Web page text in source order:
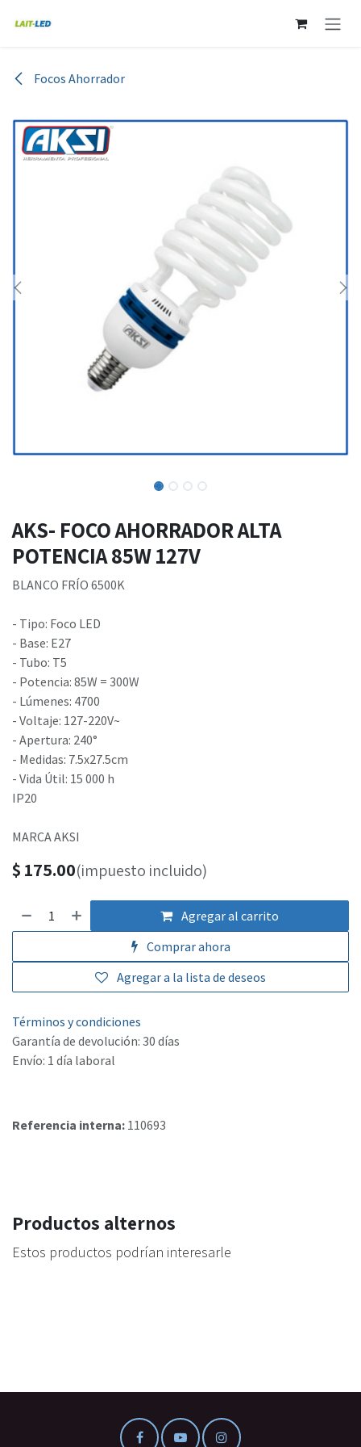
Focos Ahorrador
AKS- FOCO AHORRADOR ALTA
POTENCIA 85W 127V
BLANCO FRÍO 6500K
- Tipo: Foco LED
- Base: E27
- Tubo: T5
- Potencia: 85W = 300W
- Lúmenes: 4700
- Voltaje: 127-220V~
- Apertura: 240°
- Medidas: 7.5x27.5cm
- Vida Útil: 15 000 h
IP20
MARCA AKSI
$ 175.00(impuesto incluido)
Agregar al carrito
Comprar ahora
Agregar a la lista de deseos
Términos y condiciones
Garantía de devolución: 30 días
Envío: 1 día laboral
Referencia interna: 110693
Productos alternos
Estos productos podrían interesarle